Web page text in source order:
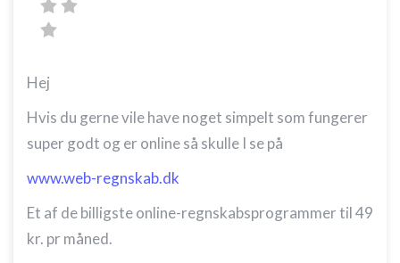
Hej
Hvis du gerne vile have noget simpelt som fungerer
super godt og er online så skulle I se på
www.web-regnskab.dk
Et af de billigste online-regnskabsprogrammer til 49
kr. pr måned.